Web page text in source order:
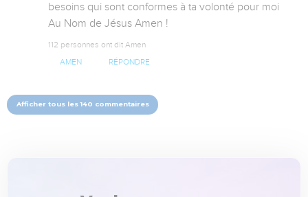
besoins qui sont conformes à ta volonté pour moi
Au Nom de Jésus Amen !
112 personnes ont dit Amen
AMEN RÉPONDRE
Afficher tous les 140 commentaires